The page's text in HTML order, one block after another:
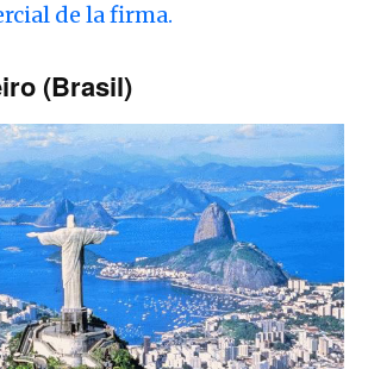
de la firma.
(Brasil)